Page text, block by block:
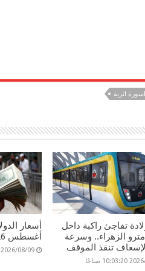
اثرية
تفاجئ راكبة داخل
الزهراء.. وسرعة
تنقذ الموقف
صباحًا
أغسطس 2026
2026/08/09 9:01:26 صباحًا